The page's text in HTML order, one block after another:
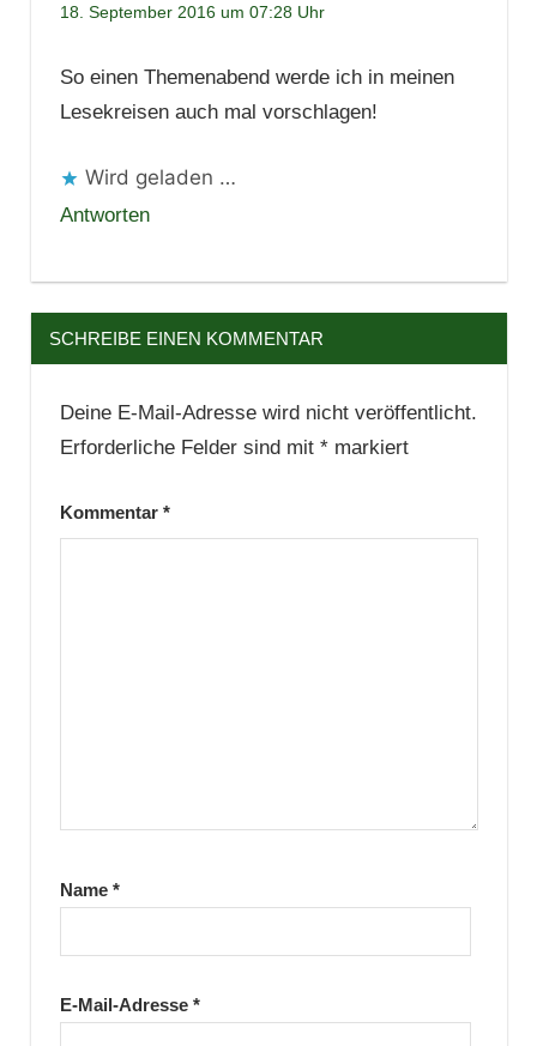
18. September 2016 um 07:28 Uhr
So einen Themenabend werde ich in meinen
Lesekreisen auch mal vorschlagen!
Wird geladen …
Antworten
SCHREIBE EINEN KOMMENTAR
Deine E-Mail-Adresse wird nicht veröffentlicht.
Erforderliche Felder sind mit *markiert
Kommentar *
Name *
E-Mail-Adresse *